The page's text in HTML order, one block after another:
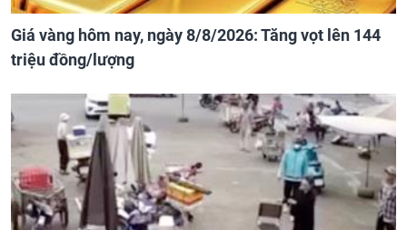
Giá vàng hôm nay, ngày 8/8/2026: Tăng vọt lên 144
triệu đồng/lượng